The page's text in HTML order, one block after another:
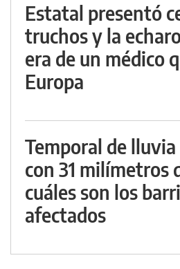
Estatal presentó
truchos y la
era de un médico
Europa
Temporal de
con 31 milímetros
cuáles son los
afectados